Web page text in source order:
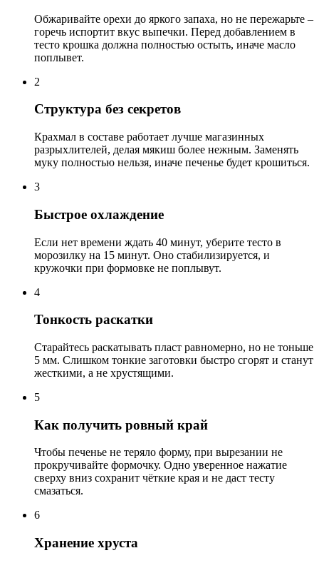
Обжаривайте орехи до яркого запаха, но не пережарьте –
горечь испортит вкус выпечки. Перед добавлением в
тесто крошка должна полностью остыть, иначе масло
поплывет.
2
Структура без секретов
Крахмал в составе работает лучше магазинных
разрыхлителей, делая мякиш более нежным. Заменять
муку полностью нельзя, иначе печенье будет крошиться.
3
Быстрое охлаждение
Если нет времени ждать 40 минут, уберите тесто в
морозилку на 15 минут. Оно стабилизируется, и
кружочки при формовке не поплывут.
4
Тонкость раскатки
Старайтесь раскатывать пласт равномерно, но не тоньше
5 мм. Слишком тонкие заготовки быстро сгорят и станут
жесткими, а не хрустящими.
5
Как получить ровный край
Чтобы печенье не теряло форму, при вырезании не
прокручивайте формочку. Одно уверенное нажатие
сверху вниз сохранит чёткие края и не даст тесту
смазаться.
6
Хранение хруста